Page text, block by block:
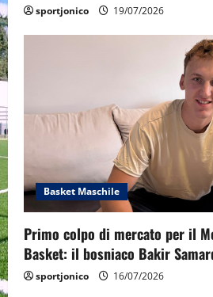
sportjonico 19/07/2026
Basket Maschile
Primo colpo di mercato per il
Basket: il bosniaco Bakir
sportjonico 16/07/2026